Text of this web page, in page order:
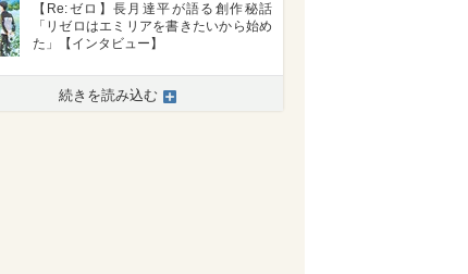
【Re:ゼロ】長月達平が語る創作秘話
「リゼロはエミリアを書きたいから始め
た」【インタビュー】
続きを読み込む